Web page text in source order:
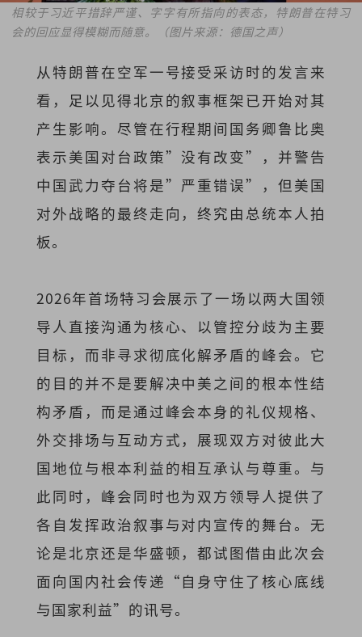
相较于习近平措辞严谨、字字有所指向的表态，特朗普在特习
会的回应显得模糊而随意。
（图片来源：德国之声）
从特朗普在空军一号接受采访时的发言来
看，足以见得北京的叙事框架已开始对其
产生影响。尽管在行程期间国务卿鲁比奥
表示美国对台政策”没有改变”，并警告
中国武力夺台将是”严重错误”，但美国
对外战略的最终走向，终究由总统本人拍
板。
2026年首场特习会展示了一场以两大国领
导人直接沟通为核心、以管控分歧为主要
目标，而非寻求彻底化解矛盾的峰会。它
的目的并不是要解决中美之间的根本性结
构矛盾，而是通过峰会本身的礼仪规格、
外交排场与互动方式，展现双方对彼此大
国地位与根本利益的相互承认与尊重。与
此同时，峰会同时也为双方领导人提供了
各自发挥政治叙事与对内宣传的舞台。无
论是北京还是华盛顿，都试图借由此次会
面向国内社会传递“自身守住了核心底线
与国家利益”的讯号。